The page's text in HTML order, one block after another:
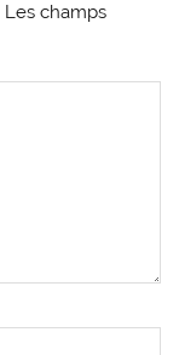
Les champs